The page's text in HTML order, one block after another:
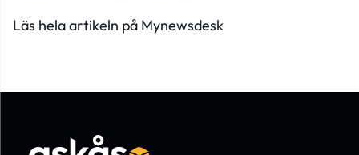
Läs hela artikeln på Mynewsdesk